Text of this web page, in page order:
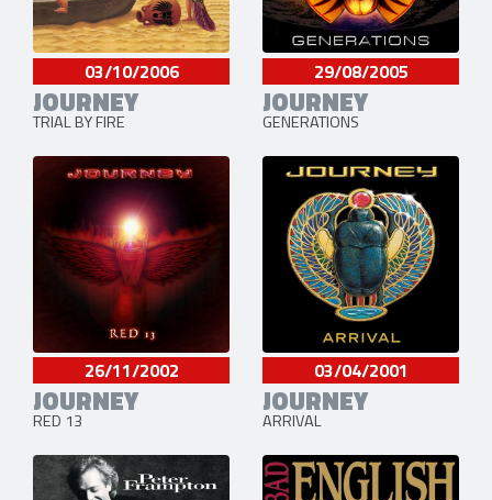
03/10/2006
JOURNEY
TRIAL BY FIRE
29/08/2005
JOURNEY
GENERATIONS
26/11/2002
JOURNEY
RED 13
03/04/2001
JOURNEY
ARRIVAL